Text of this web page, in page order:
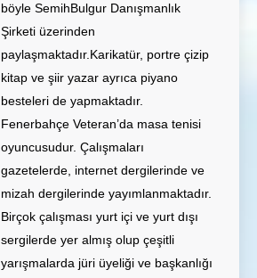
böyle SemihBulgur Danışmanlık
Şirketi üzerinden
paylaşmaktadır.Karikatür, portre çizip
kitap ve şiir yazar ayrıca piyano
besteleri de yapmaktadır.
Fenerbahçe Veteran’da masa tenisi
oyuncusudur. Çalışmaları
gazetelerde, internet dergilerinde ve
mizah dergilerinde yayımlanmaktadır.
Birçok çalışması yurt içi ve yurt dışı
sergilerde yer almış olup çeşitli
yarışmalarda jüri üyeliği ve başkanlığı